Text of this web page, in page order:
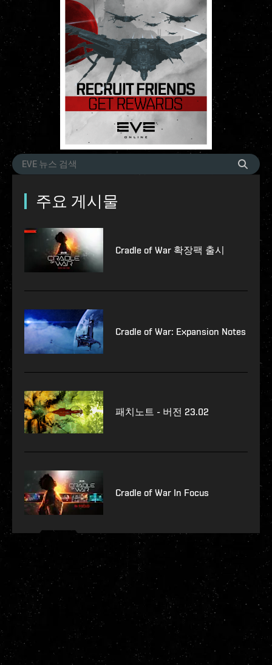
주요 게시물
Cradle of War 확장팩 출시
Cradle of War: Expansion Notes
패치노트 - 버전 23.02
Cradle of War In Focus